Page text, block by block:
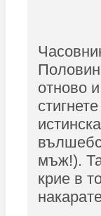
Половин
отново
истинска
мъж!).
крие в